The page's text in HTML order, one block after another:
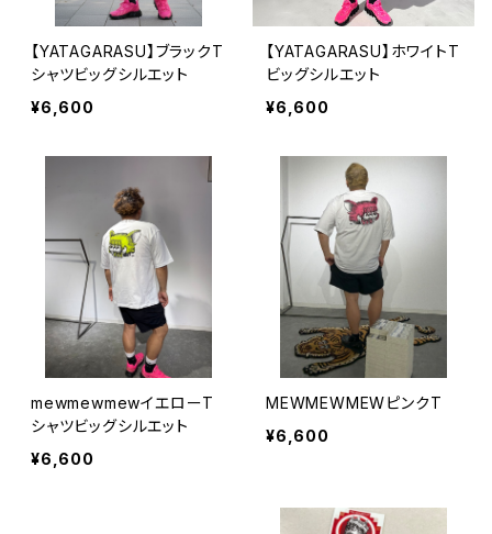
【YATAGARASU】ブラックT
シャツビッグシルエット
¥6,600
【YATAGARASU】ホワイトT
ビッグシルエット
¥6,600
mewmewmewイエローT
シャツビッグシルエット
¥6,600
MEWMEWMEWピンクT
¥6,600